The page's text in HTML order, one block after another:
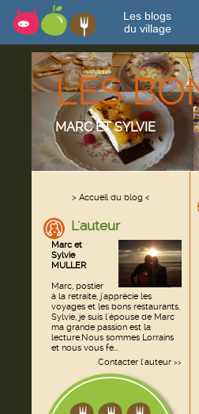
Les blogs
du village
LES
MARC ET SYLVIE
> Accueil du blog <
L'auteur
Marc et
Sylvie
MULLER
Marc, postier
à la retraite, j'apprécie les
voyages et les bons restaurants.
Sylvie, je suis l'épouse de Marc
ma grande passion est la
lecture.Nous sommes Lorrains
et nous vous fe...
Contacter l'auteur >>